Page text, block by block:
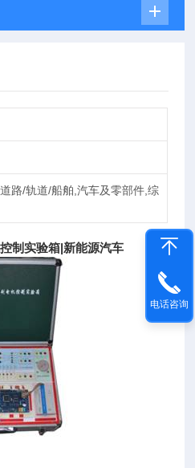
路/轨道/船舶,汽车及零部件,综
制实验箱|新能源汽车
电话咨询